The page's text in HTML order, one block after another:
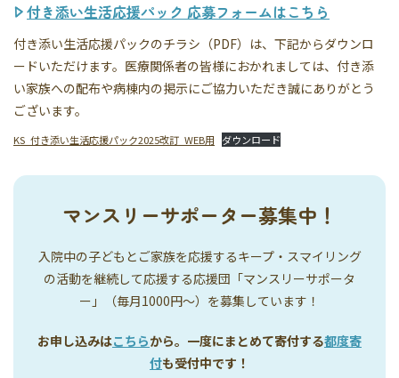
付き添い生活応援パック 応募フォームはこちら
付き添い生活応援パックのチラシ（PDF）は、下記からダウンロ
ードいただけます。医療関係者の皆様におかれましては、付き添
い家族への配布や病棟内の掲示にご協力いただき誠にありがとう
ございます。
KS_付き添い生活応援パック2025改訂_WEB用 ダウンロード
マンスリーサポーター募集中！
入院中の子どもとご家族を応援するキープ・スマイリング
の活動を継続して応援する応援団「マンスリーサポータ
ー」（毎月1000円〜）を募集しています！
お申し込みはこちらから。一度にまとめて寄付する都度寄
付も受付中です！